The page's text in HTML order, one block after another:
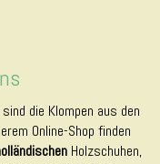
die Klompen aus den
Online-Shop finden
Holzschuhen,